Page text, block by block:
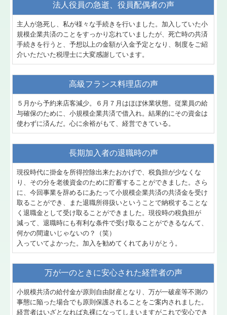
法人役員の急逝、役員配偶者の声
主人が急死し、私が様々な手続きを行いました。加入していた小
規模企業共済のことをすっかり忘れていましたが、死亡時の共済
手続きを行うと、予想以上の金額が入金予定となり、制度をご紹
介いただいた税理士に大変感謝しています。
高級フランス料理店の声
５月から予約来店客減少。６月７月はほぼ休業状態。従業員の給
与確保のために、小規模企業共済で借入れ。結果的にその資金は
使わずに済んだ。心に余裕がもて、経営できている。
長期加入者の退職時の声
現役時代に掛金を所得控除出来たおかげで、税負担が少なくな
り、その分を老後資金のために貯蓄することができました。さら
に、今回事業を辞めるにあたって小規模企業共済の共済金を受け
取ることができ、また退職所得扱いということで納税することな
く退職金として受け取ることができました。現役時の税負担が
減って、退職時にも有利な条件で受け取ることができるなんて、
何かの間違いじゃないの？（笑）
入っていてよかった。加入を勧めてくれてありがとう。
万が一のときに安心された経営者の声
小規模共済の給付金が原則自由財産となり、万が一破産等不測の
事態に陥った場合でも原則保護されることをご案内されました。
経営者はいざとなれば丸裸になってしまいますがこれで安心でき